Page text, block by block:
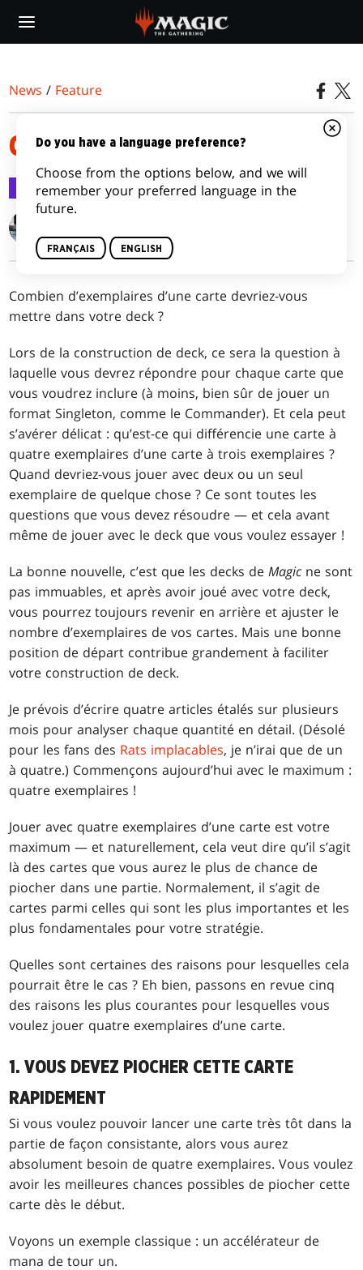
main
News / Feature
CARTES PUISSANCE QUATRE
Feature 30 déc. 2016
Combien d’exemplaires d’une carte devriez-vous
mettre dans votre deck ?
Lors de la construction de deck, ce sera la question à
laquelle vous devrez répondre pour chaque carte que
vous voudrez inclure (à moins, bien sûr de jouer un
format Singleton, comme le Commander). Et cela peut
s’avérer délicat : qu’est-ce qui différencie une carte à
quatre exemplaires d’une carte à trois exemplaires ?
Quand devriez-vous jouer avec deux ou un seul
exemplaire de quelque chose ? Ce sont toutes les
questions que vous devez résoudre — et cela avant
même de jouer avec le deck que vous voulez essayer !
La bonne nouvelle, c’est que les decks deMagic ne sont
pas immuables, et après avoir joué avec votre deck,
vous pourrez toujours revenir en arrière et ajuster le
nombre d’exemplaires de vos cartes. Mais une bonne
position de départ contribue grandement à faciliter
votre construction de deck.
Je prévois d’écrire quatre articles étalés sur plusieurs
mois pour analyser chaque quantité en détail. (Désolé
pour les fans des Rats implacables, je n’irai que de un
à quatre.) Commençons aujourd’hui avec le maximum :
quatre exemplaires !
Jouer avec quatre exemplaires d’une carte est votre
maximum — et naturellement, cela veut dire qu’il s’agit
là des cartes que vous aurez le plus de chance de
piocher dans une partie. Normalement, il s’agit de
cartes parmi celles qui sont les plus importantes et les
plus fondamentales pour votre stratégie.
Quelles sont certaines des raisons pour lesquelles cela
pourrait être le cas ? Eh bien, passons en revue cinq
des raisons les plus courantes pour lesquelles vous
voulez jouer quatre exemplaires d’une carte.
1. VOUS DEVEZ PIOCHER CETTE CARTE
RAPIDEMENT
Si vous voulez pouvoir lancer une carte très tôt dans la
partie de façon consistante, alors vous aurez
absolument besoin de quatre exemplaires. Vous voulez
avoir les meilleures chances possibles de piocher cette
carte dès le début.
Voyons un exemple classique : un accélérateur de
mana de tour un.
Do you have a language preference?
Choose from the options below, and we will
remember your preferred language in the
future.
FRANÇAIS ENGLISH